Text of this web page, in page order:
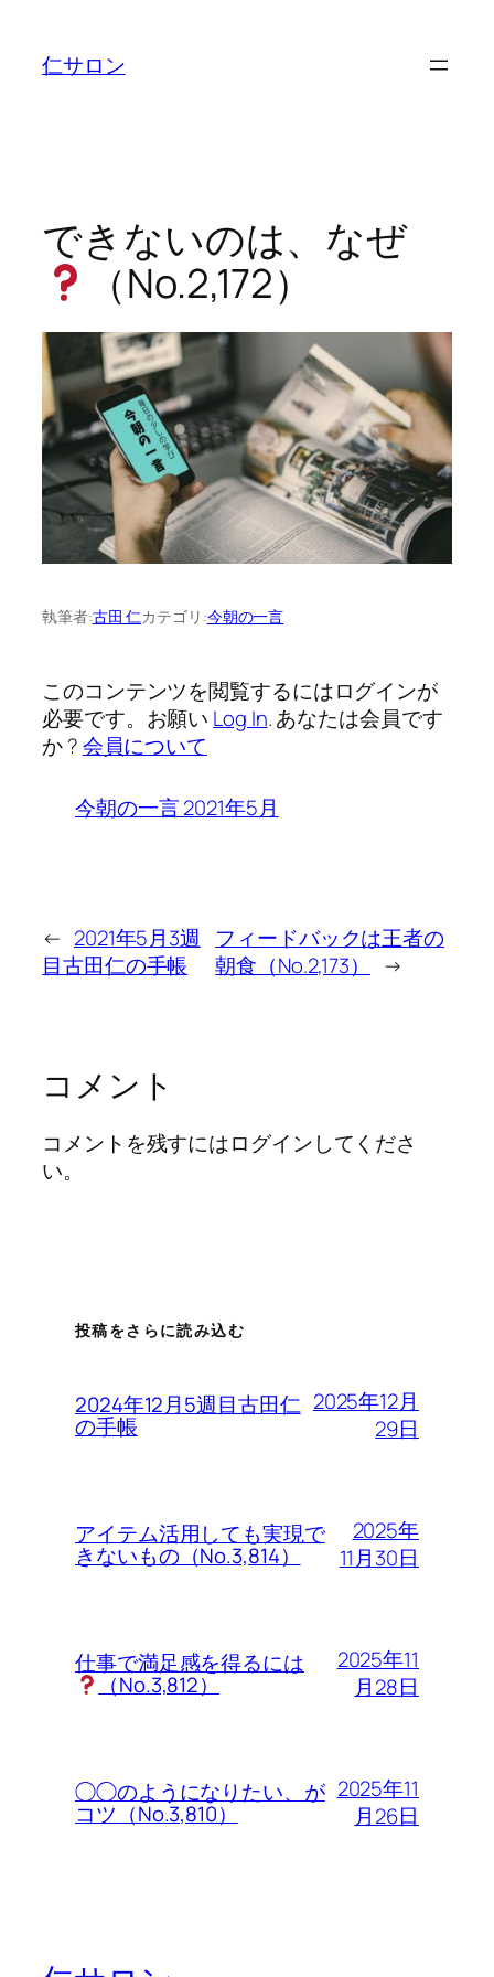
仁サロン
できないのは、なぜ
（No.2,172）
執筆者:古田 仁カテゴリ:今朝の一言
このコンテンツを閲覧するにはログインが
必要です。お願い Log In. あなたは会員です
か ?会員について
今朝の一言 2021年5月
← 2021年5月3週
目古田仁の手帳
フィードバックは王者の
朝食（No.2,173）
→
コメント
コメントを残すにはログインしてくださ
い。
投稿をさらに読み込む
2024年12月5週目古田仁
の手帳
2025年12月
29日
アイテム活用しても実現で
きないもの（No.3,814）
2025年
11月30日
仕事で満足感を得るには
（No.3,812）
2025年11
月28日
◯◯のようになりたい、が
コツ（No.3,810）
2025年11
月26日